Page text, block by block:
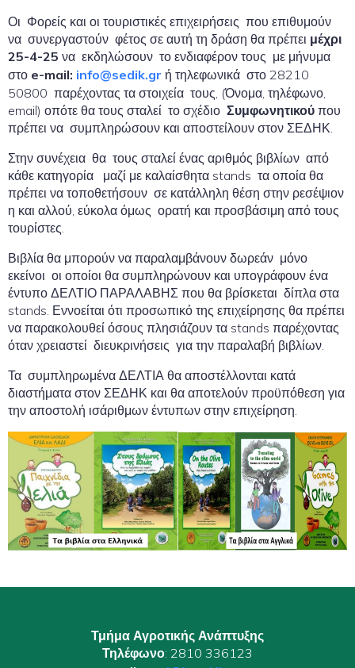
Οι Φορείς και οι τουριστικές επιχειρήσεις που επιθυμούν
να συνεργαστούν φέτος σε αυτή τη δράση θα πρέπει μέχρι
25-4-25 να εκδηλώσουν το ενδιαφέρον τους με μήνυμα
στο e-mail: info@sedik.gr ή τηλεφωνικά στο 28210
50800 παρέχοντας τα στοιχεία τους, (Όνομα, τηλέφωνο,
email) οπότε θα τους σταλεί το σχέδιο Συμφωνητικού που
πρέπει να συμπληρώσουν και αποστείλουν στον ΣΕΔΗΚ.
Στην συνέχεια θα τους σταλεί ένας αριθμός βιβλίων από
κάθε κατηγορία μαζί με καλαίσθητα stands τα οποία θα
πρέπει να τοποθετήσουν σε κατάλληλη θέση στην ρεσέψιον
η και αλλού, εύκολα όμως ορατή και προσβάσιμη από τους
τουρίστες.
Βιβλία θα μπορούν να παραλαμβάνουν δωρεάν μόνο
εκείνοι οι οποίοι θα συμπληρώνουν και υπογράφουν ένα
έντυπο ΔΕΛΤΙΟ ΠΑΡΑΛΑΒΗΣ που θα βρίσκεται δίπλα στα
stands. Εννοείται ότι προσωπικό της επιχείρησης θα πρέπει
να παρακολουθεί όσους πλησιάζουν τα stands παρέχοντας
όταν χρειαστεί διευκρινήσεις για την παραλαβή βιβλίων.
Τα συμπληρωμένα ΔΕΛΤΙΑ θα αποστέλλονται κατά
διαστήματα στον ΣΕΔΗΚ και θα αποτελούν προϋπόθεση για
την αποστολή ισάριθμων έντυπων στην επιχείρηση.
Τμήμα Αγροτικής Ανάπτυξης
Τηλέφωνο: 2810 336123